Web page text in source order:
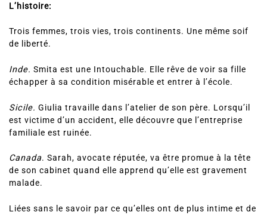
L’histoire:
Trois femmes, trois vies, trois continents. Une même soif
de liberté.
Inde. Smita est une Intouchable. Elle rêve de voir sa fille
échapper à sa condition misérable et entrer à l’école.
Sicile. Giulia travaille dans l’atelier de son père. Lorsqu’il
est victime d’un accident, elle découvre que l’entreprise
familiale est ruinée.
Canada. Sarah, avocate réputée, va être promue à la tête
de son cabinet quand elle apprend qu’elle est gravement
malade.
Liées sans le savoir par ce qu’elles ont de plus intime et de